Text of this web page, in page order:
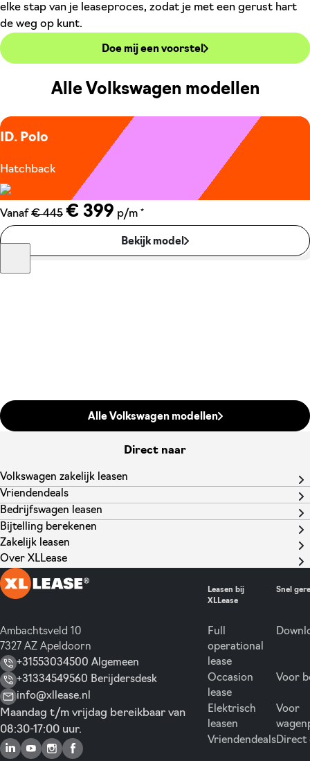
elke stap van je leaseproces, zodat je met een gerust hart
de weg op kunt.
Doe mij een voorstel
Alle Volkswagen modellen
ID. Polo
Hatchback
Vanaf € 445 € 399 p/m *
Bekijk model
Alle Volkswagen modellen
Direct naar
Volkswagen zakelijk leasen
Vriendendeals
Bedrijfswagen leasen
Bijtelling berekenen
Zakelijk leasen
Over XLLease
Ambachtsveld 10
7327 AZ Apeldoorn
+31553034500 Algemeen
+31334549560 Berijdersdesk
info@xllease.nl
Maandag t/m vrijdag bereikbaar van
08:30-17:00 uur.
Leasen bij
XLLease
Full
operational
lease
Occasion
lease
Elektrisch
leasen
Vriendendeals
Snel
Voor
Voor
Direct